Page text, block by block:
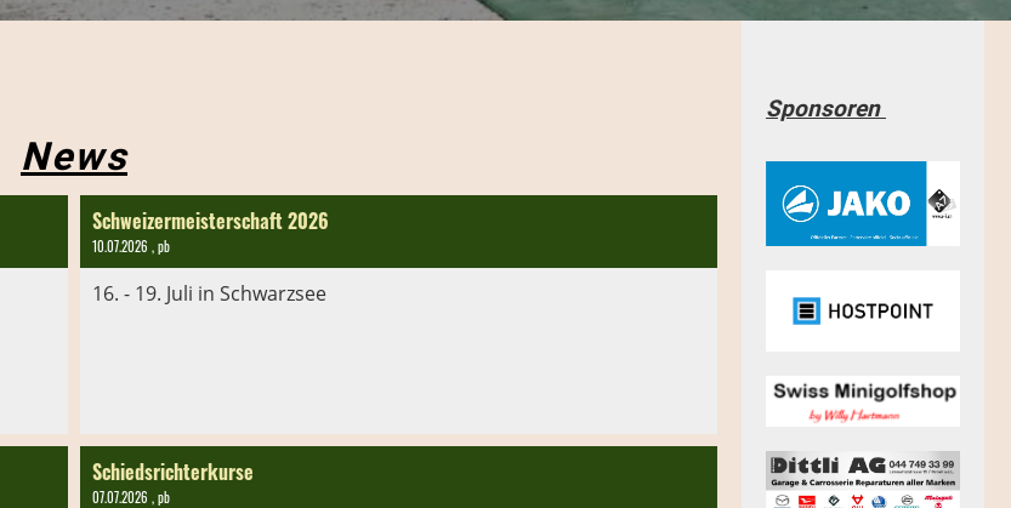
News
Schweizermeisterschaft 2026
10.07.2026 , pb
16. - 19. Juli in Schwarzsee
Schiedsrichterkurse
07.07.2026 , pb
Sponsoren